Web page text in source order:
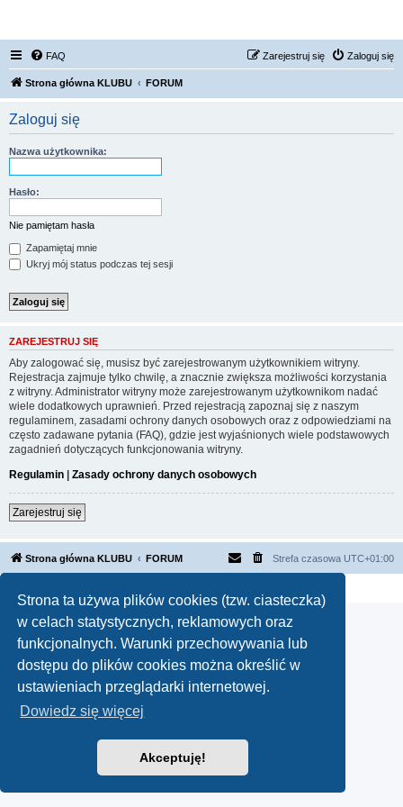
Strona ta używa plików cookies (tzw. ciasteczka)
w celach statystycznych, reklamowych oraz
funkcjonalnych. Warunki przechowywania lub
dostępu do plików cookies można określić w
ustawieniach przeglądarki internetowej.
Dowiedz się więcej
Akceptuję!
FAQ Zaloguj się
Zarejestruj się
Strona główna KLUBU FORUM
Zaloguj się
Nazwa użytkownika:
Hasło:
Nie pamiętam hasła
Zapamiętaj mnie
Ukryj mój status podczas tej sesji
ZAREJESTRUJ SIĘ
Aby zalogować się, musisz być zarejestrowanym użytkownikiem witryny.
Rejestracja zajmuje tylko chwilę, a znacznie zwiększa możliwości korzystania
z witryny. Administrator witryny może zarejestrowanym użytkownikom nadać
wiele dodatkowych uprawnień. Przed rejestracją zapoznaj się z naszym
regulaminem, zasadami ochrony danych osobowych oraz z odpowiedziami na
często zadawane pytania (FAQ), gdzie jest wyjaśnionych wiele podstawowych
zagadnień dotyczących funkcjonowania witryny.
Regulamin | Zasady ochrony danych osobowych
Zarejestruj się
Strona główna KLUBU FORUM Strefa czasowa UTC+01:00
Polski pakiet językowy dostarcza
phpBB.pl